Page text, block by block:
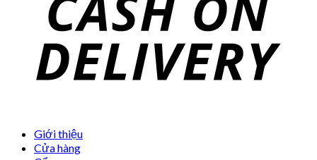
Giới thiệu
Cửa hàng